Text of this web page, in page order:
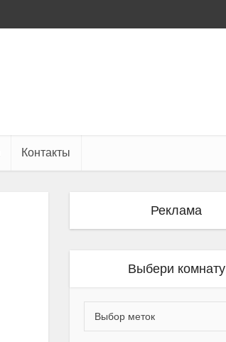
Контакты
Реклама
Выбери комнату